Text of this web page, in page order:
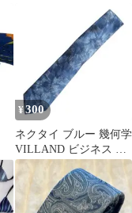
¥ 300
ネクタイ ブルー 幾何学
VILLAND ビジネス 就
活 総柄